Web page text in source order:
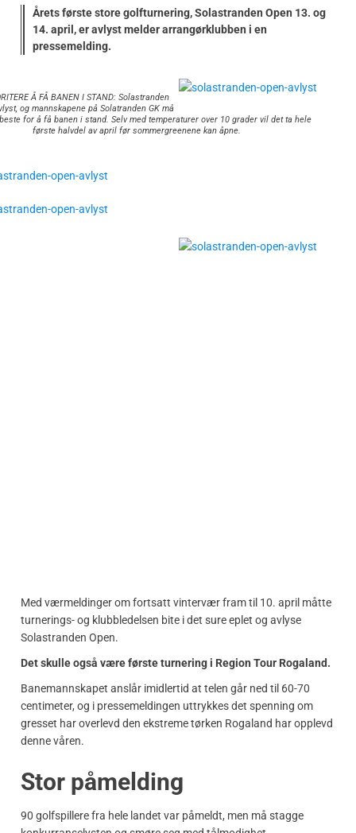
Årets første store golfturnering, Solastranden Open 13. og
14. april, er avlyst melder arrangørklubben i en
pressemelding.
Å FÅ BANEN I STAND: Solastranden
og mannskapene på Solatranden GK må
for å få banen i stand. Selv med temperaturer over 10 grader vil det ta hele
første halvdel av april før sommergreenene kan åpne.
Med værmeldinger om fortsatt vintervær fram til 10. april måtte
turnerings- og klubbledelsen bite i det sure eplet og avlyse
Solastranden Open.
Det skulle også være første turnering i Region Tour Rogaland.
Banemannskapet anslår imidlertid at telen går ned til 60-70
centimeter, og i pressemeldingen uttrykkes det spenning om
gresset har overlevd den ekstreme tørken Rogaland har opplevd
denne våren.
Stor påmelding
90 golfspillere fra hele landet var påmeldt, men må stagge